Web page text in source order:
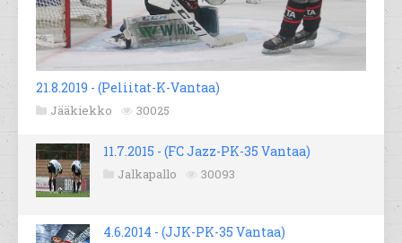
21.8.2019 - (Peliitat-K-Vantaa)
Jääkiekko 30025
11.7.2015 - (FC Jazz-PK-35 Vantaa)
Jalkapallo 30093
4.6.2014 - (JJK-PK-35 Vantaa)